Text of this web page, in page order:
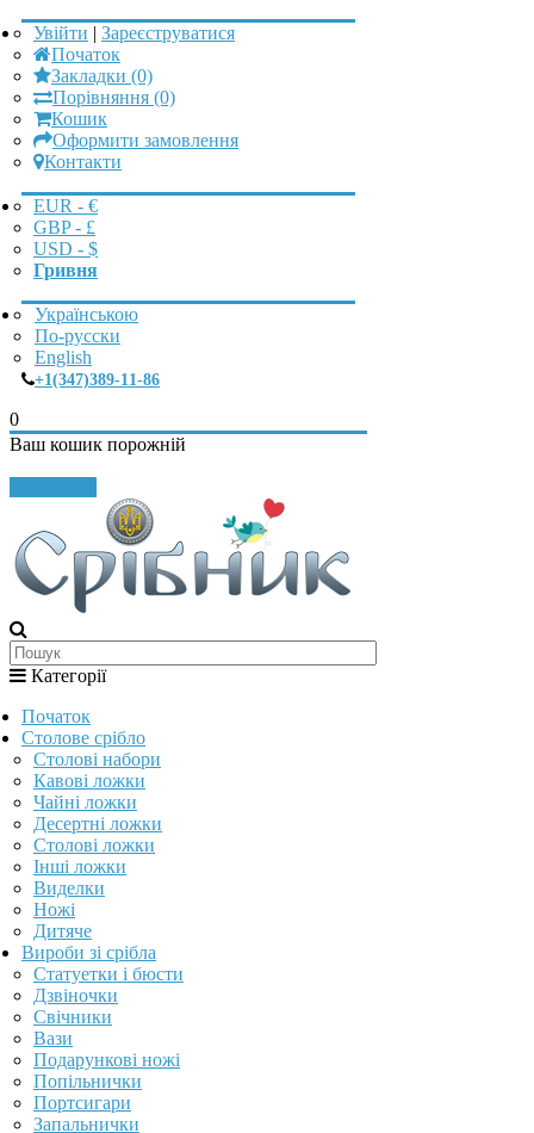
Увійти | Зареєструватися
Початок
Закладки (0)
Порівняння (0)
Кошик
Оформити замовлення
Контакти
EUR - €
GBP - £
USD - $
Гривня
Українською
По-русски
English
+1(347)389-11-86
0
Ваш кошик порожній
Категорії
Початок
Столове срібло
Столові набори
Кавові ложки
Чайні ложки
Десертні ложки
Столові ложки
Інші ложки
Виделки
Ножі
Дитяче
Вироби зі срібла
Статуетки і бюсти
Дзвіночки
Свічники
Вази
Подарункові ножі
Попільнички
Портсигари
Запальнички